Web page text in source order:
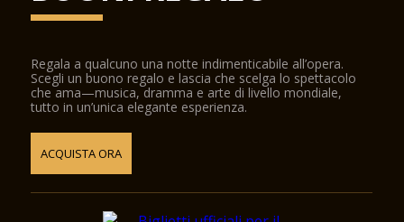
Concerti e Spettacoli:
spettacoli, tra cui opere, concerti orchestrali e balletto. È sede
della Staatskapelle Berlin, uno dei principali orchestre della
Germania. Il teatro è celebre per le sue produzioni di alta
qualità e il suo ruolo nella vivace scena culturale di Berlino.
VIAGGIO
La Staatsoper Unter den Linden è completamente accessibile
senza barriere grazie ai suoi eccellenti collegamenti con i
mezzi pubblici.
Regala a qualcuno una notte indimenticabile all’opera.
Scegli un buono regalo e lascia che scelga lo spettacolo
che ama—musica, dramma e arte di livello mondiale,
tutto in un’unica elegante esperienza.
ACQUISTA ORA